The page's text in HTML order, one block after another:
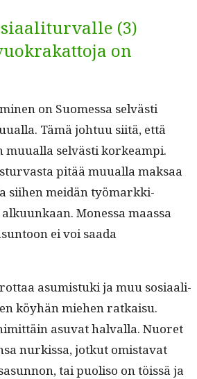
(3)
on
on Suomes­sa selvästi
Tämä johtuu siitä, että
selvästi korkeampi.
pitää muual­la mak­saa
siihen mei­dän työ­markki­
Mon­es­sa maas­sa
ei voi saa­da
asum­is­tu­ki ja muu sosi­aal­i­
köy­hän miehen ratkaisu.
asu­vat hal­val­la. Nuoret
nurkissa, jotkut omis­ta­vat
tai puoliso on töis­sä ja